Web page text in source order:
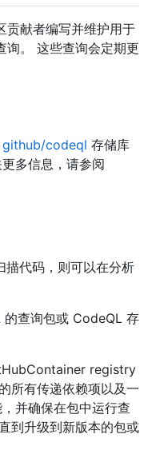
贡献者编写并维护用于
。 这些查询会定期更
github/codeql 存储库
多信息，请参阅
描代码，则可以在分析
查询包或 CodeQL 存
registry
所有传递依赖项以及一
并确保在包中运行查
到升级到新版本的包或